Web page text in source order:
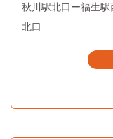
秋川駅北口ー福生
北口